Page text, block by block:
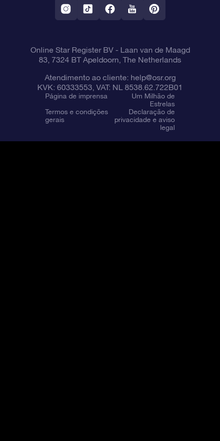
Online Star Register BV- Laan van de Maagd
83, 7324 BT Apeldoorn, The Netherlands
Atendimento ao cliente: help@osr.org
KVK: 60333553, VAT: NL 8538.62.722B01
Página de imprensa
Um Milhão de
Estrelas
Termos e condições
gerais
Declaração de
privacidade e aviso
legal